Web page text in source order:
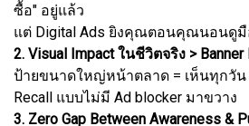
ซื้อ" อยู่แล้ว
แต่ Digital Ads ยิงคุณตอนคุณนอนดู
2. Visual Impact ในชีวิตจริง >
ป้ายขนาดใหญ่หน้าตลาด = เห็นทุกวัน
Recall แบบไม่มี Ad blocker มาขวาง
3. Zero Gap Between Awareness &